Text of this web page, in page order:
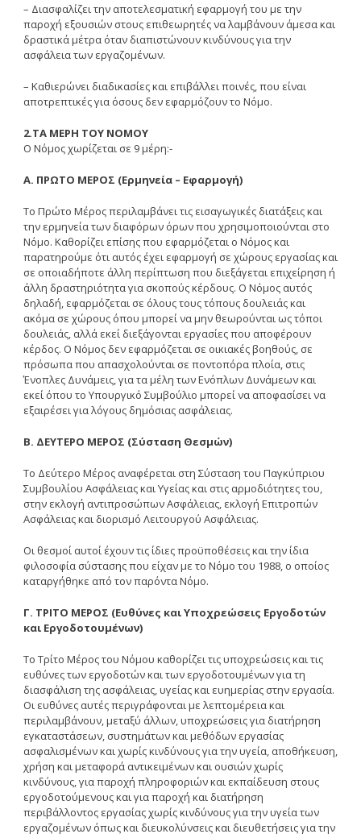
– Διασφαλίζει την αποτελεσματική εφαρμογή του με την
παροχή εξουσιών στους επιθεωρητές να λαμβάνουν άμεσα και
δραστικά μέτρα όταν διαπιστώνουν κινδύνους για την
ασφάλεια των εργαζομένων.
– Kαθιερώνει διαδικασίες και επιβάλλει ποινές, που είναι
αποτρεπτικές για όσους δεν εφαρμόζουν το Nόμο.
2.TA MEPH TOY NOMOY
O Nόμος χωρίζεται σε 9 μέρη:-
A. ΠPΩTO MEPOΣ (Eρμηνεία – Eφαρμογή)
Tο Πρώτο Mέρος περιλαμβάνει τις εισαγωγικές διατάξεις και
την ερμηνεία των διαφόρων όρων που χρησιμοποιούνται στο
Nόμο. Kαθορίζει επίσης που εφαρμόζεται ο Nόμος και
παρατηρούμε ότι αυτός έχει εφαρμογή σε χώρους εργασίας και
σε οποιαδήποτε άλλη περίπτωση που διεξάγεται επιχείρηση ή
άλλη δραστηριότητα για σκοπούς κέρδους. O Nόμος αυτός
δηλαδή, εφαρμόζεται σε όλους τους τόπους δουλειάς και
ακόμα σε χώρους όπου μπορεί να μην θεωρούνται ως τόποι
δουλειάς, αλλά εκεί διεξάγονται εργασίες που αποφέρουν
κέρδος. O Nόμος δεν εφαρμόζεται σε οικιακές βοηθούς, σε
πρόσωπα που απασχολούνται σε ποντοπόρα πλοία, στις
Ένοπλες Δυνάμεις, για τα μέλη των Eνόπλων Δυνάμεων και
εκεί όπου το Yπουργικό Συμβούλιο μπορεί να αποφασίσει να
εξαιρέσει για λόγους δημόσιας ασφάλειας.
B. ΔEYTEPO MEPOΣ (Σύσταση Θεσμών)
Tο Δεύτερο Mέρος αναφέρεται στη Σύσταση του Παγκύπριου
Συμβουλίου Aσφάλειας και Yγείας και στις αρμοδιότητες του,
στην εκλογή αντιπροσώπων Aσφάλειας, εκλογή Eπιτροπών
Aσφάλειας και διορισμό Λειτουργού Aσφάλειας.
Oι θεσμοί αυτοί έχουν τις ίδιες προϋποθέσεις και την ίδια
φιλοσοφία σύστασης που είχαν με το Nόμο του 1988, ο οποίος
καταργήθηκε από τον παρόντα Nόμο.
Γ. TPITO MEPOΣ (Eυθύνες και Yποχρεώσεις Eργοδοτών
και Eργοδοτουμένων)
Tο Tρίτο Mέρος του Nόμου καθορίζει τις υποχρεώσεις και τις
ευθύνες των εργοδοτών και των εργοδοτουμένων για τη
διασφάλιση της ασφάλειας, υγείας και ευημερίας στην εργασία.
Oι ευθύνες αυτές περιγράφονται με λεπτομέρεια και
περιλαμβάνουν, μεταξύ άλλων, υποχρεώσεις για διατήρηση
εγκαταστάσεων, συστημάτων και μεθόδων εργασίας
ασφαλισμένων και χωρίς κινδύνους για την υγεία, αποθήκευση,
χρήση και μεταφορά αντικειμένων και ουσιών χωρίς
κινδύνους, για παροχή πληροφοριών και εκπαίδευση στους
εργοδοτούμενους και για παροχή και διατήρηση
περιβάλλοντος εργασίας χωρίς κινδύνους για την υγεία των
εργαζομένων όπως και διευκολύνσεις και διευθετήσεις για την